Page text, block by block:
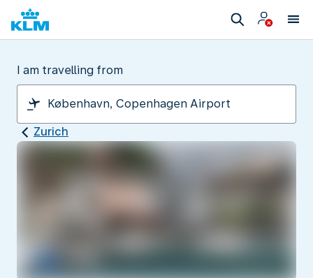
I am travelling from
Zurich